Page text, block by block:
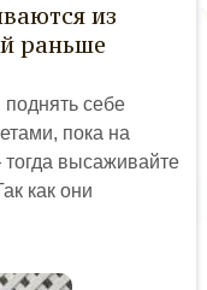
из
раньше
себе
пока на
высаживайте
как они